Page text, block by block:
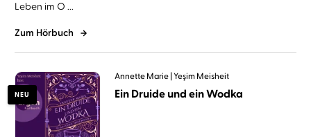
Leben im O ...
Zum Hörbuch
NEU
Annette Marie Yeşim Meisheit
Ein Druide und ein Wodka